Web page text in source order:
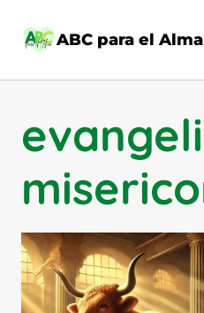
ABC para el Alma